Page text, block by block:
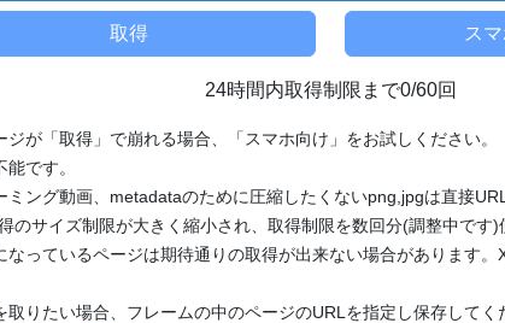
24時間内取得制限まで0/60回
が「取得」で崩れる場合、「スマホ向け」をお試しください。
です。
ミング動画、metadataのために圧縮したくないpng,jpgは直接
のサイズ制限が大きく縮小され、取得制限を数回分(調整中です)
なっているページは期待通りの取得が出来ない場合があります
取りたい場合、フレームの中のページのURLを指定し保存してく